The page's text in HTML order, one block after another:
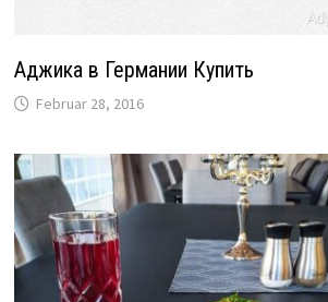
Аджика в Германии Купить
Februar 28, 2016